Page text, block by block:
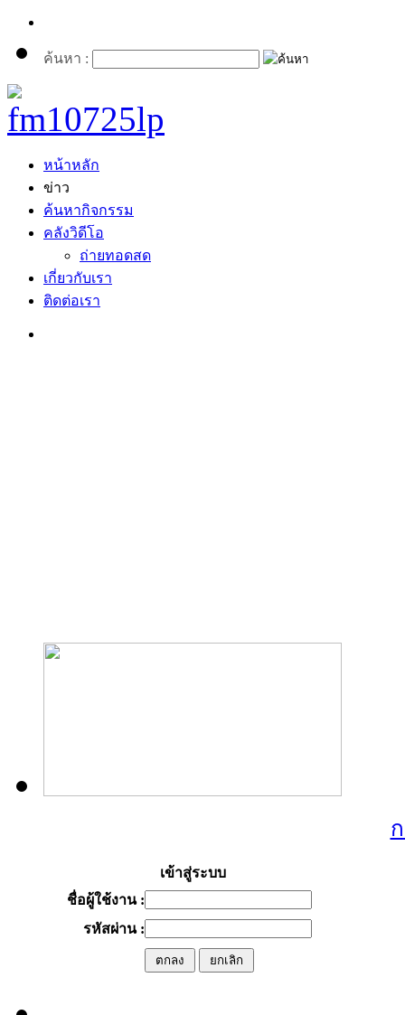
ค้นหา :
หน้าหลัก
ข่าว
ค้นหากิจกรรม
คลังวิดีโอ
ถ่ายทอดสด
เกี่ยวกับเรา
ติดต่อเรา
เข้าสู่ระบบ
ชื่อผู้ใช้งาน :
รหัสผ่าน :